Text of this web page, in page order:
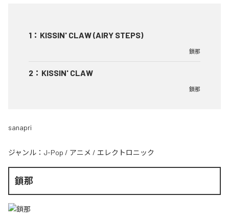
1 ： KISSIN' CLAW (AIRY STEPS)
鎖那
2 ： KISSIN' CLAW
鎖那
sanapri
ジャンル： J-Pop / アニメ / エレクトロニック
鎖那